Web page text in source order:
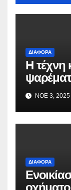
ΔΙΆΦΟΡΑ
Η τέχνη
ΝΟΈ 3, 2025
ΔΙΆΦΟΡΑ